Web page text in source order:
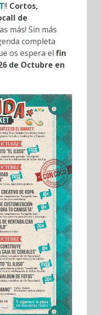
!! Cortos,
de
más! Sin más
completa
os espera el fin
de Octubre en